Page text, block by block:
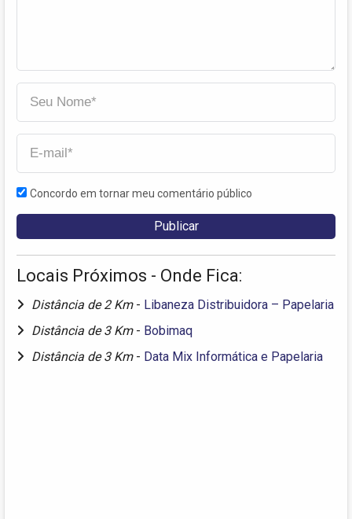
Concordo em tornar meu comentário público
Locais Próximos - Onde Fica:
Distância de 2 Km - Libaneza Distribuidora – Papelaria
Distância de 3 Km - Bobimaq
Distância de 3 Km - Data Mix Informática e Papelaria